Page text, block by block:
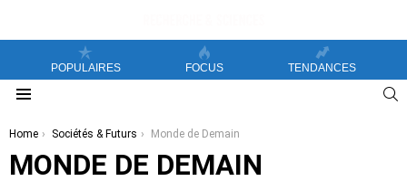
POPULAIRES FOCUS TENDANCES
You are here:
Home Sociétés & Futurs Monde de Demain
MONDE DE DEMAIN